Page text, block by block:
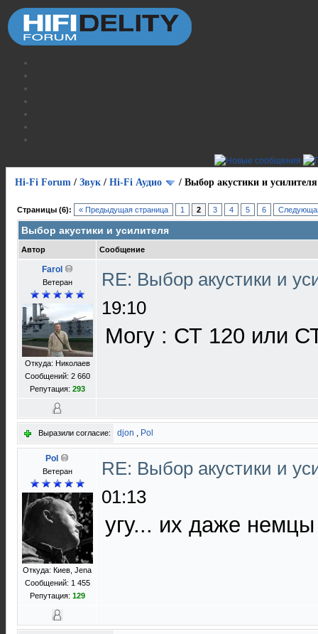
Hi-Fi Forum / Звук / Hi-Fi Аудио / Выбор акустики и усилителя
Страницы (6): « Предыдущая страница 1 2 3 4 5 6
Выбор акустики и усилителя
Автор Сообщение
Farol
Ветеран
Откуда: Николаев
Сообщений: 2 660
Репутация: 293
RE: Выбор акустики и
19:10
Могу : СТ 120 или
Выразили согласие: djon , Pol
Pol
Ветеран
Откуда: Киев, Jena
Сообщений: 1 455
Репутация: 129
RE: Выбор акустики и
01:13
угу... их даже